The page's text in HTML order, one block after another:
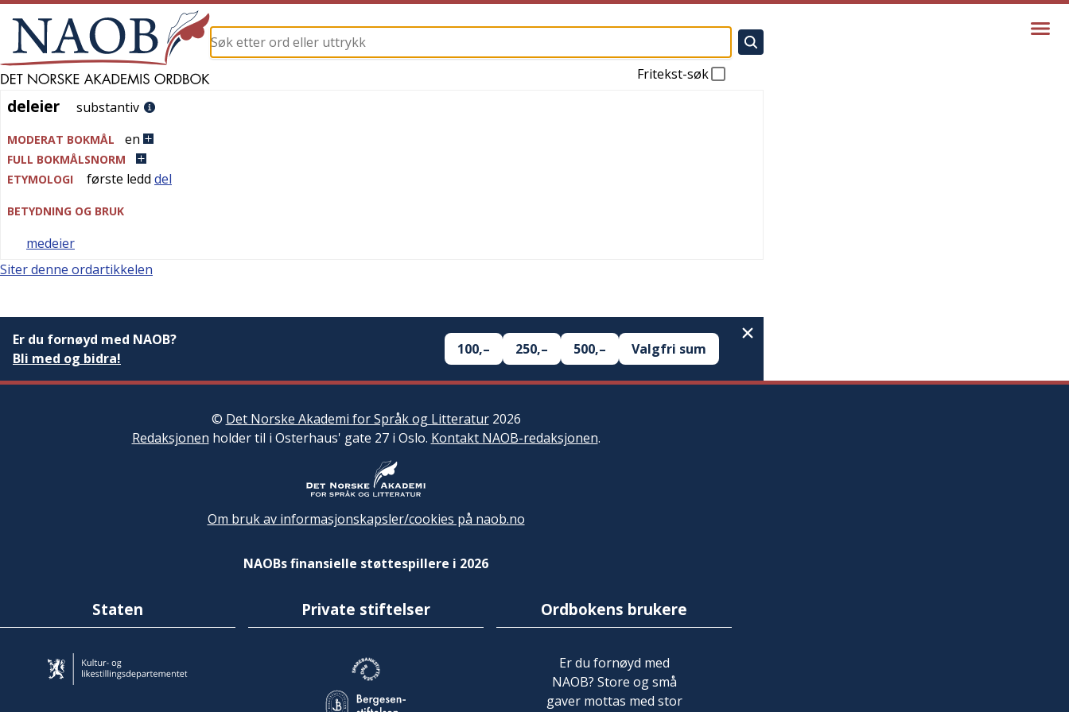
Fritekst-søk
deleier
deleier substantiv
MODERAT BOKMÅL en
FULL BOKMÅLSNORM
ETYMOLOGI
første ledd del
BETYDNING OG BRUK
medeier
Siter denne ordartikkelen
Er du fornøyd med NAOB?
Bli med og bidra!
100,– 250,– 500,– Valgfri sum
© Det Norske Akademi for Språk og Litteratur2026
Redaksjonen holder til i Osterhaus' gate 27 i Oslo. Kontakt NAOB-redaksjonen.
Om bruk av informasjonskapsler/cookies på naob.no
NAOBs finansielle støttespillere i 2026
Staten Private stiftelser Ordbokens brukere
Er du fornøyd med
NAOB? Store og små
gaver mottas med stor